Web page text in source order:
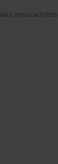
PUBLICACIONES